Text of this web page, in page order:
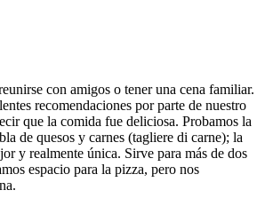
con amigos o tener una cena familiar.
recomendaciones por parte de nuestro
que la comida fue deliciosa. Probamos la
de quesos y carnes (tagliere di carne); la
y realmente única. Sirve para más de dos
espacio para la pizza, pero nos